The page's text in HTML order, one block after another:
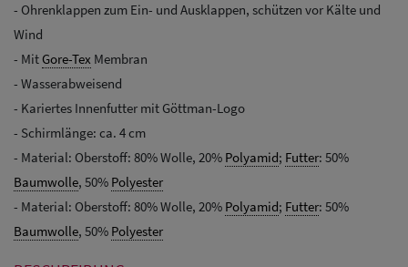
- Ohrenklappen zum Ein- und Ausklappen, schützen vor Kälte und
Wind
- Mit Gore-Tex Membran
- Wasserabweisend
- Kariertes Innenfutter mit Göttman-Logo
- Schirmlänge: ca. 4 cm
- Material: Oberstoff: 80% Wolle, 20% Polyamid; Futter: 50%
Baumwolle, 50% Polyester
- Material: Oberstoff: 80% Wolle, 20% Polyamid; Futter: 50%
Baumwolle, 50% Polyester